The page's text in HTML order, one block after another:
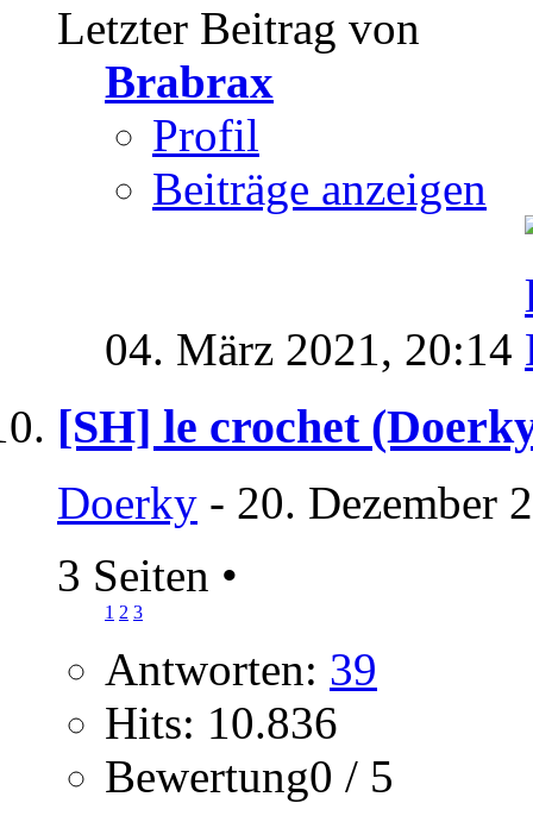
Letzter Beitrag von
Brabrax
Profil
Beiträge anzeigen
04. März 2021, 20:14
[SH] le crochet
Doerky - 20. Dezember
3 Seiten •
1 2 3
Antworten: 39
Hits: 10.836
Bewertung0 / 5